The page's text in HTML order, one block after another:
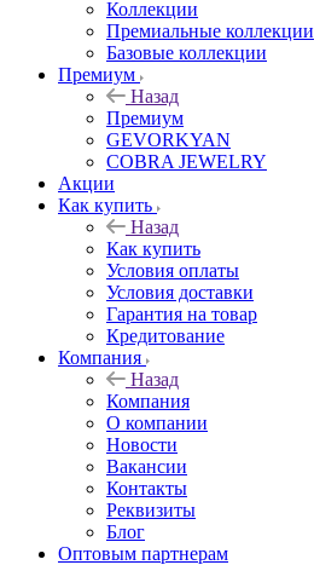
Коллекции
Премиальные коллекции
Базовые коллекции
Премиум
Назад
Премиум
GEVORKYAN
COBRA JEWELRY
Акции
Как купить
Назад
Как купить
Условия оплаты
Условия доставки
Гарантия на товар
Кредитование
Компания
Назад
Компания
О компании
Новости
Вакансии
Контакты
Реквизиты
Блог
Оптовым партнерам